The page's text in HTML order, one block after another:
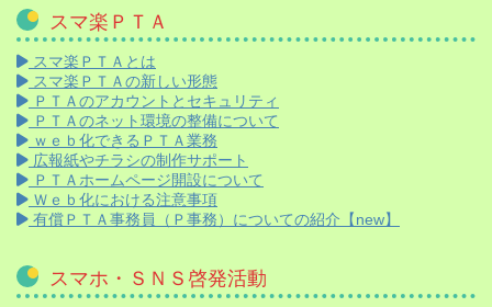
スマ楽ＰＴＡ
スマ楽ＰＴＡとは
スマ楽ＰＴＡの新しい形態
ＰＴＡのアカウントとセキュリティ
ＰＴＡのネット環境の整備について
ｗｅｂ化できるＰＴＡ業務
広報紙やチラシの制作サポート
ＰＴＡホームページ開設について
Ｗｅｂ化における注意事項
有償ＰＴＡ事務員（Ｐ事務）についての紹介【new】
スマホ・ＳＮＳ啓発活動